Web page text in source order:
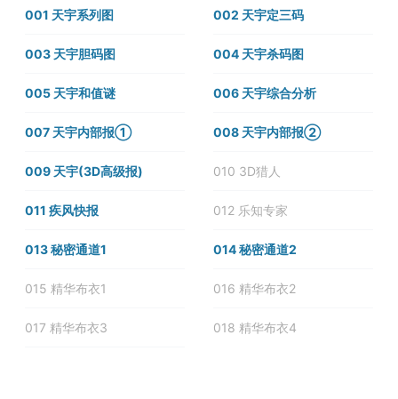
001 天宇系列图 002 天宇定三码
003 天宇胆码图 004 天宇杀码图
005 天宇和值谜 006 天宇综合分析
007 天宇内部报① 008 天宇内部报②
009 天宇(3D高级报) 010 3D猎人
011 疾风快报 012 乐知专家
013 秘密通道1 014 秘密通道2
015 精华布衣1 016 精华布衣2
017 精华布衣3 018 精华布衣4